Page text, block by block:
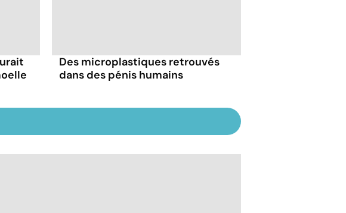
Des microplastiques retrouvés
dans des pénis humains